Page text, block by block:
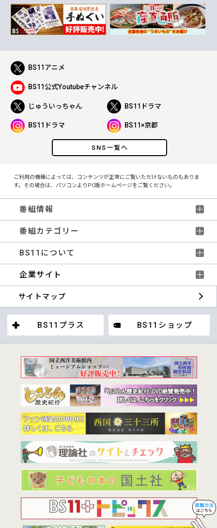
SNS一覧へ
BS11アニメ
BS11公式Youtubeチャンネル
じゅういっちゃん BS11ドラマ
BS11ドラマ BS11×京都
ご利用の機種によっては、コンテンツが正常にご覧いただけないものもありま
す。その場合は、パソコンよりPC版ホームページをご覧ください。
番組情報
番組カテゴリー
BS11について
企業サイト
サイトマップ
BS11プラス BS11ショップ